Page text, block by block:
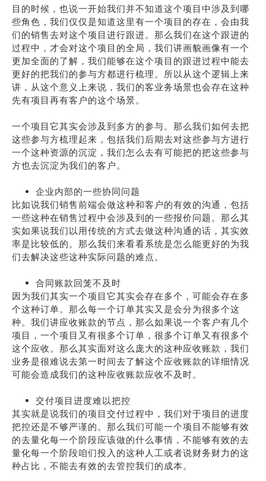
目的时候，也说一开始我们并不知道这个项目中涉及到哪
些角色，我们仅仅是知道这里有一个项目的存在，会由我
们的销售去对这个项目进行跟进。那么我们在这个跟进的
过程中，才会对这个项目的全局，我们讲画貌画像有一个
更加全面的了解，我们能够在这个项目的跟进过程中能去
更好的把我们的参与方都进行梳理。所以从这个逻辑上来
讲，从这个意义上来说，我们的客业务场景也会存在这种
先有项目再有客户的这个场景。
一个项目它其实会涉及到多方的参与。那么我们如何去把
这些参与方梳理起来，包括我们后期去对这些参与方进行
一个这种资源的沉淀，我们怎么去有可能把的把这些参与
方也去沉淀为我们的客户。
企业内部的一些协同问题
比如说我们销售前端会做这种和客户的有效的沟通，包括
一些这种在销售过程中会涉及到的一些报价问题。那么其
实如果说我们以用传统的方式去做这种沟通的话，其实效
率是比较低的。那么我们来看看系统是怎么能更好的为我
们去解决这些这种实际问题的难点。
合同账款回笼不及时
因为我们其实一个项目它其实会存在多个，可能会存在多
个这种订单。那么每一个订单其实又是会分为很多个这
种。我们讲应收账款的节点，那么如果说一个客户有几个
项目，一个项目又有很多个订单，很多个订单又有很多个
这个应收。那么其实面对这么庞大的这种应收账款，我们
业务是很难说去第一时间去了解这个应收账款的详细情况
可能会造成我们的这种应收账款应收不及时。
交付项目进度难以把控
其实就是说我们的项目交付过程中，我们对于项目的进度
把控还是不够严谨的。那么我们可能一个项目不能够有效
的去量化每一个阶段应该做的什么事情，不能够有效的去
量化每一个阶段咱们投入的这种人工或者说财务财力的这
种占比，不能去有效的去管控我们的成本。